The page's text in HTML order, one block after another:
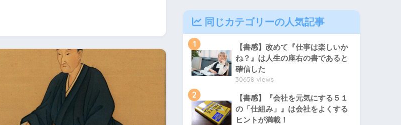
同じカテゴリーの人気記事
1
【書感】改めて『仕事は楽しいか
ね？』は人生の座右の書であると
確信した
30658 views
2
【書感】『会社を元気にする５１
の「仕組み」』は会社をよくする
ヒントが満載！